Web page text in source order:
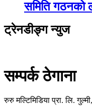
समिति गठनको
ट्रेनडीङ्ग न्युज
सम्पर्क ठेगाना
रुरु मल्टिमिडिया प्रा. लि.